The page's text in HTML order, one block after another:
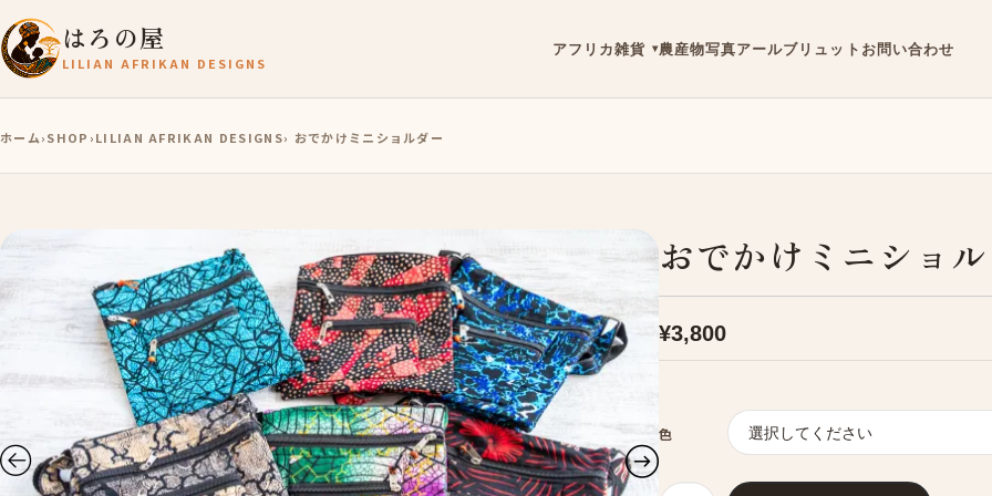
はろの屋
LILIAN AFRIKAN DESIGNS
アフリカ雑貨 農産物写真アールブリュット お問い合わせ
ホーム›SHOP ›LILIAN AFRIKAN DESIGNS› おでかけミニショルダー
おでかけミニショ
¥3,800
色